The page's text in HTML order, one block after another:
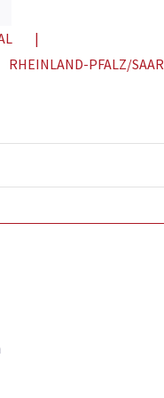
RHEINLAND-PFALZ/SAAR